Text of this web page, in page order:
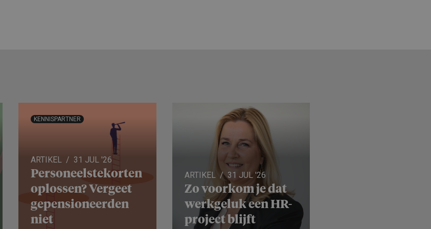
ARTIKEL 31 JUL '26
Personeels­te­korten
oplossen? Vergeet
gepensio­neerden
niet
KENNISPARTNER
ARTIKEL 31 JUL '26
Zo voorkom je dat
werkgeluk een HR-
project blijft